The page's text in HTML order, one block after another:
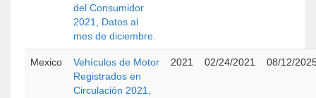
del Consumidor
2021, Datos al
mes de diciembre.
Mexico
Vehículos de Motor
Registrados en
Circulación 2021,
2021 02/24/2021 08/12/